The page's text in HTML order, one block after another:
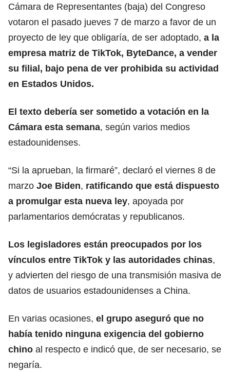
Cámara de Representantes (baja) del Congreso
votaron el pasado jueves 7 de marzo a favor de un
proyecto de ley que obligaría, de ser adoptado, a la
empresa matriz de TikTok, ByteDance, a vender
su filial, bajo pena de ver prohibida su actividad
en Estados Unidos.
El texto debería ser sometido a votación en la
Cámara esta semana, según varios medios
estadounidenses.
“Si la aprueban, la firmaré”, declaró el viernes 8 de
marzo Joe Biden, ratificando que está dispuesto
a promulgar esta nueva ley, apoyada por
parlamentarios demócratas y republicanos.
Los legisladores están preocupados por los
vínculos entre TikTok y las autoridades chinas,
y advierten del riesgo de una transmisión masiva de
datos de usuarios estadounidenses a China.
En varias ocasiones, el grupo aseguró que no
había tenido ninguna exigencia del gobierno
chino al respecto e indicó que, de ser necesario, se
negaría.